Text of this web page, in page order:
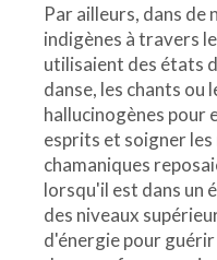
Par ailleurs, dans de
indigènes à travers
utilisaient des états
danse, les chants ou
hallucinogènes pour
esprits et soigner
chamaniques
lorsqu'il est dans un
des niveaux
d'énergie pour guérir